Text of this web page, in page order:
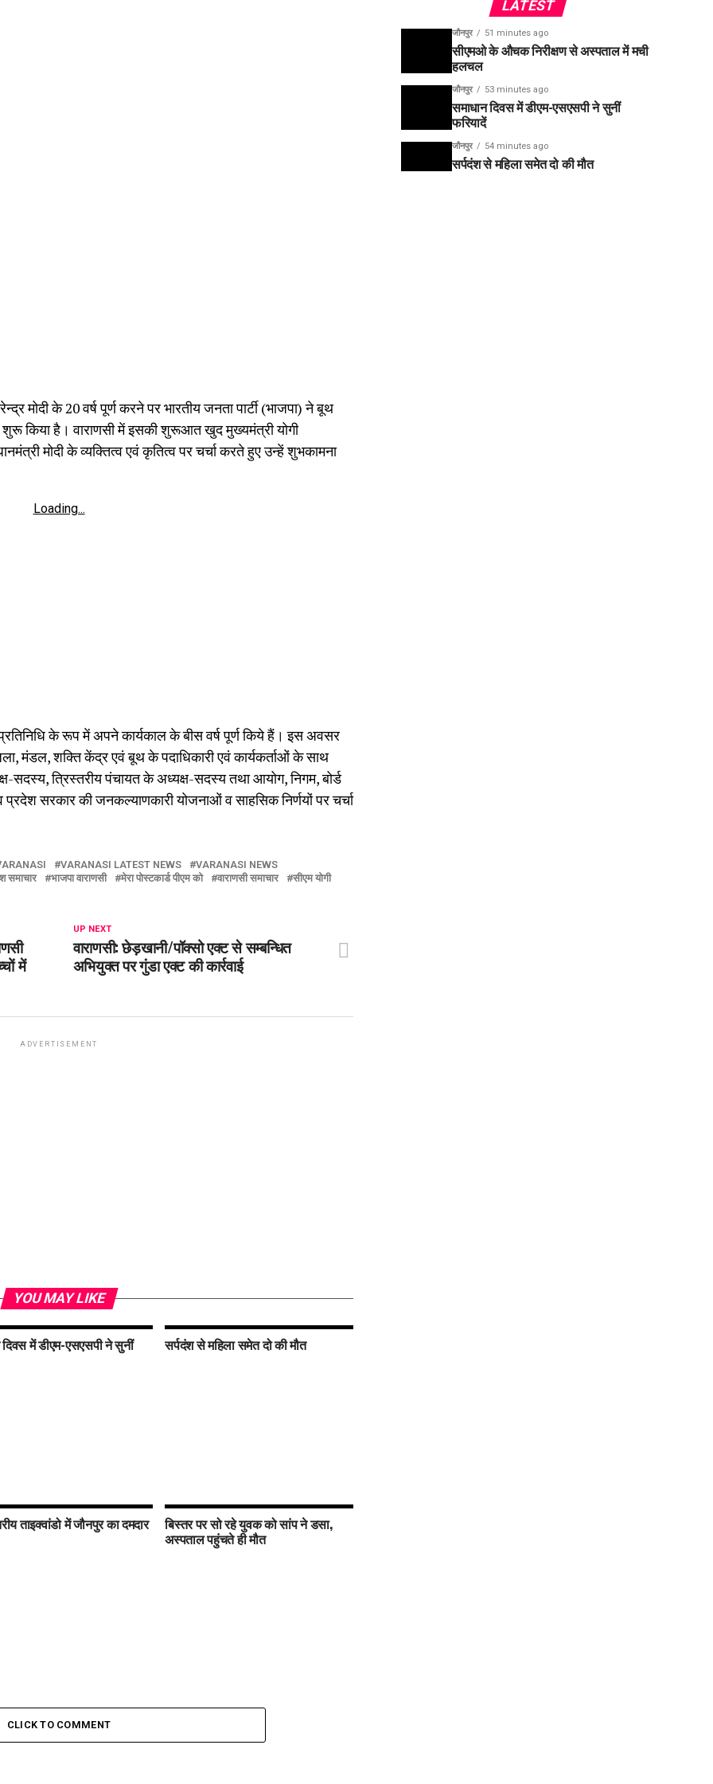
मोदी के 20 वर्ष पूर्ण करने पर भारतीय जनता पार्टी (भाजपा) ने बूथ
शुरू किया है। वाराणसी में इसकी शुरूआत खुद मुख्यमंत्री योगी
मोदी के व्यक्तित्व एवं कृतित्व पर चर्चा करते हुए उन्हें शुभकामना
Loading...
के रूप में अपने कार्यकाल के बीस वर्ष पूर्ण किये हैं। इस अवसर
मंडल, शक्ति केंद्र एवं बूथ के पदाधिकारी एवं कार्यकर्ताओं के साथ
सदस्य, त्रिस्तरीय पंचायत के अध्यक्ष-सदस्य तथा आयोग, निगम, बोर्ड
सरकार की जनकल्याणकारी योजनाओं व साहसिक निर्णयों पर चर्चा
VARANASI LATEST NEWS
VARANASI NEWS
समाचार
भाजपा वाराणसी मेरा पोस्टकार्ड पीएम को वाराणसी समाचार सीएम योगी
UP NEXT
वाराणसी: छेड़खानी/पॉक्सो एक्ट से सम्बन्धित
अभियुक्त पर गुंडा एक्ट की कार्रवाई
में
ADVERTISEMENT
YOU MAY LIKE
में डीएम-एसएसपी ने सुनीं सर्पदंश से महिला समेत दो की मौत
ताइक्वांडो में जौनपुर का दमदार बिस्तर पर सो रहे युवक को सांप ने डसा,
अस्पताल पहुंचते ही मौत
CLICK TO COMMENT
LATEST
जौनपुर 51 minutes ago
सीएमओ के औचक निरीक्षण से अस्पताल में मची
हलचल
जौनपुर 53 minutes ago
समाधान दिवस में डीएम-एसएसपी ने सुनीं
फरियादें
जौनपुर 54 minutes ago
सर्पदंश से महिला समेत दो की मौत